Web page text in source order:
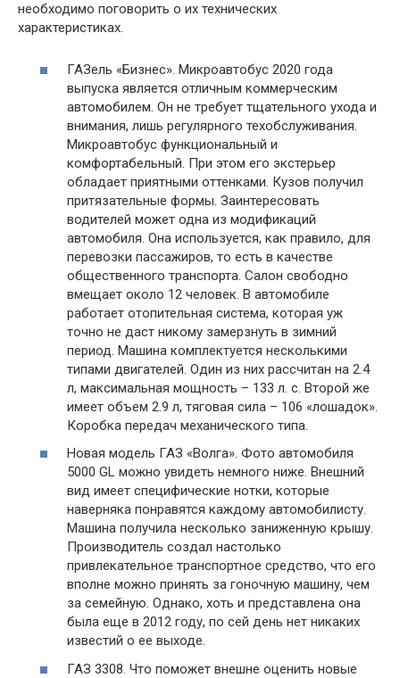
необходимо поговорить о их технических
характеристиках.
ГАЗель «Бизнес». Микроавтобус 2020 года
выпуска является отличным коммерческим
автомобилем. Он не требует тщательного ухода и
внимания, лишь регулярного техобслуживания.
Микроавтобус функциональный и
комфортабельный. При этом его экстерьер
обладает приятными оттенками. Кузов получил
притязательные формы. Заинтересовать
водителей может одна из модификаций
автомобиля. Она используется, как правило, для
перевозки пассажиров, то есть в качестве
общественного транспорта. Салон свободно
вмещает около 12 человек. В автомобиле
работает отопительная система, которая уж
точно не даст никому замерзнуть в зимний
период. Машина комплектуется несколькими
типами двигателей. Один из них рассчитан на 2.4
л, максимальная мощность – 133 л. с. Второй же
имеет объем 2.9 л, тяговая сила – 106 «лошадок».
Коробка передач механического типа.
Новая модель ГАЗ «Волга». Фото автомобиля
5000 GL можно увидеть немного ниже. Внешний
вид имеет специфические нотки, которые
наверняка понравятся каждому автомобилисту.
Машина получила несколько заниженную крышу.
Производитель создал настолько
привлекательное транспортное средство, что его
вполне можно принять за гоночную машину, чем
за семейную. Однако, хоть и представлена она
была еще в 2012 году, по сей день нет никаких
известий о ее выходе.
ГАЗ 3308. Что поможет внешне оценить новые